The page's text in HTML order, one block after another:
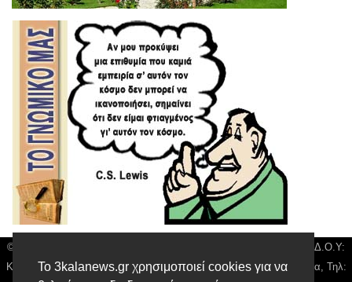
Το 3kalanews.gr χρησιμοποιεί cookies για να
© 3kala News | Διακριτικός Τίτλος: Orion Media, ΑΦΜ: 043750542, Δ.Ο.Υ:
Καρδίτσας, Υπο/μα Τρικάλων, Δ/νση: Τιουσόν 31 τ.κ 42132 Τρίκαλα, Τηλ: